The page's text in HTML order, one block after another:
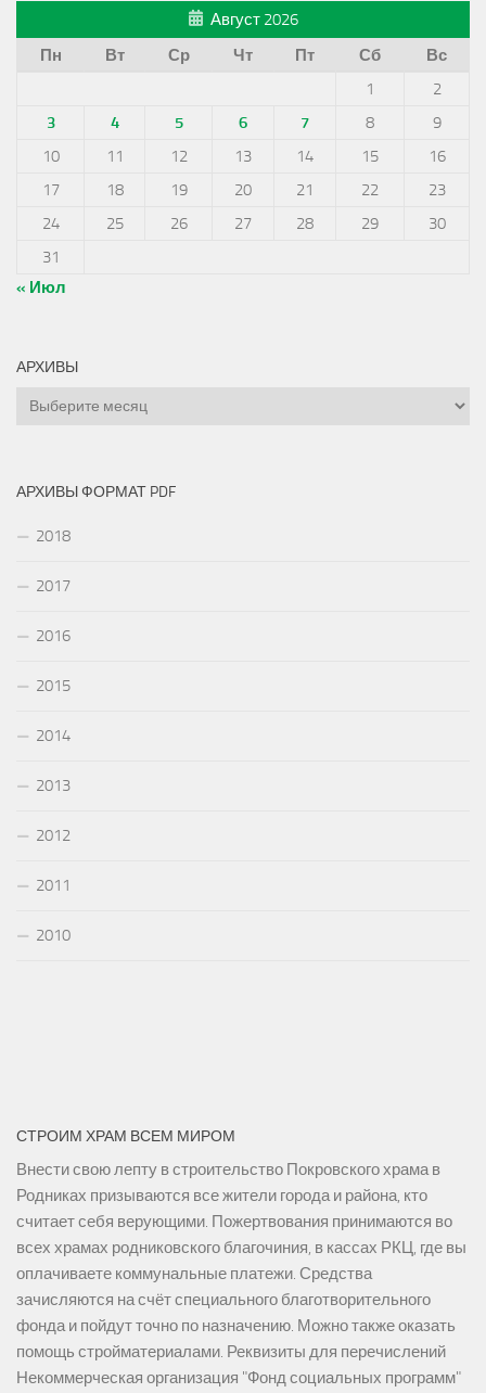
Август 2026
Пн
Вт Ср Чт Пт Сб
Вс
1
2
3
4 5 6 7 8
9
10
11 12 13 14 15
16
17
18 19 20 21 22
23
24
25 26 27 28 29
30
31
« Июл
АРХИВЫ
Архивы
АРХИВЫ ФОРМАТ PDF
2018
2017
2016
2015
2014
2013
2012
2011
2010
СТРОИМ ХРАМ ВСЕМ МИРОМ
Внести свою лепту в строительство Покровского храма в
Родниках призываются все жители города и района, кто
считает себя верующими. Пожертвования принимаются во
всех храмах родниковского благочиния, в кассах РКЦ, где вы
оплачиваете коммунальные платежи. Средства
зачисляются на счёт специального благотворительного
фонда и пойдут точно по назначению. Можно также оказать
помощь стройматериалами. Реквизиты для перечислений
Некоммерческая организация "Фонд социальных программ"